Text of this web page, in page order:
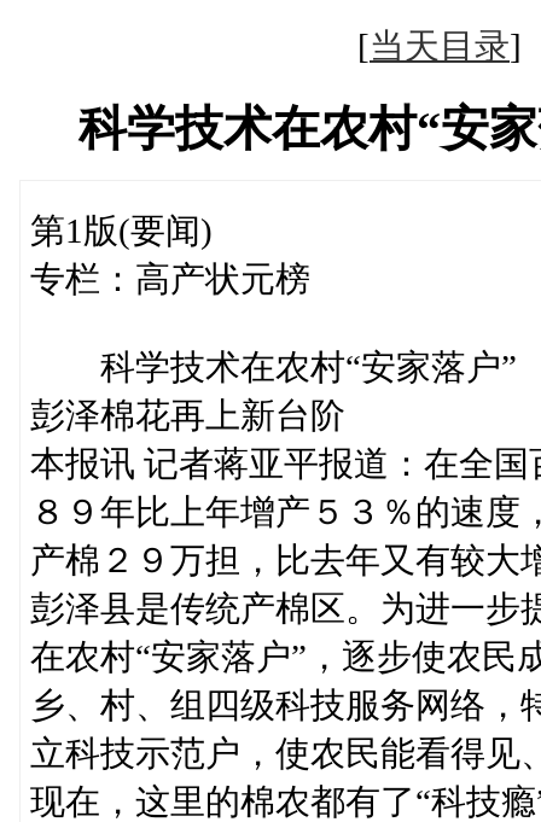
[当天目录
科学技术在农村“安
第1版(要闻)
专栏：高产状元榜
科学技术在农村“安家落户”
彭泽棉花再上新台阶
本报讯 记者蒋亚平报道：在全
８９年比上年增产５３％的速
产棉２９万担，比去年又有较大
彭泽县是传统产棉区。为进一步
在农村“安家落户”，逐步使农民
乡、村、组四级科技服务网络
立科技示范户，使农民能看得见
现在，这里的棉农都有了“科技